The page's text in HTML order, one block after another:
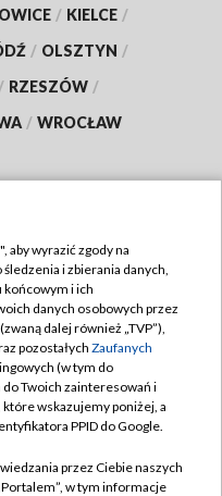
/ KIELCE /
/ OLSZTYN /
/ RZESZÓW /
/ WROCŁAW
TVP
aby wyrazić zgody na
i zbierania danych,
końcowym i ich
danych osobowych przez
dalej również „TVP”),
pozostałych Zaufanych
(w tym do
Twoich zainteresowań i
wskazujemy poniżej, a
PPID do Google.
przez Ciebie naszych
w tym informacje